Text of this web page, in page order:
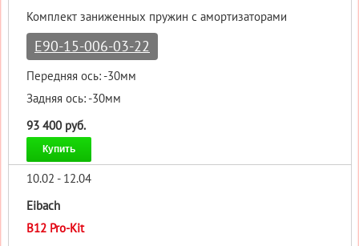
Комплект заниженных пружин с амортизаторами
E90-15-006-03-22
Передняя ось: -30мм
Задняя ось: -30мм
93 400 руб.
Купить
10.02 - 12.04
Eibach
B12 Pro-Kit